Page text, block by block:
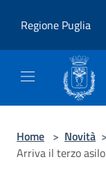
Regione Puglia
Home > Novità >
Arriva il terzo